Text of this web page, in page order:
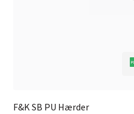
F&K SB PU Hærder